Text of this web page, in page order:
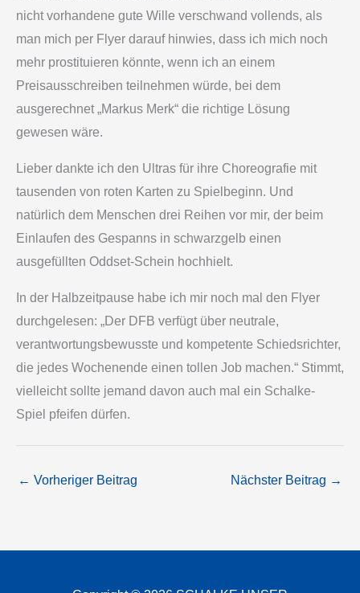
nicht vorhandene gute Wille verschwand vollends, als
man mich per Flyer darauf hinwies, dass ich mich noch
mehr prostituieren könnte, wenn ich an einem
Preisausschreiben teilnehmen würde, bei dem
ausgerechnet „Markus Merk“ die richtige Lösung
gewesen wäre.
Lieber dankte ich den Ultras für ihre Choreografie mit
tausenden von roten Karten zu Spielbeginn. Und
natürlich dem Menschen drei Reihen vor mir, der beim
Einlaufen des Gespanns in schwarzgelb einen
ausgefüllten Oddset-Schein hochhielt.
In der Halbzeitpause habe ich mir noch mal den Flyer
durchgelesen: „Der DFB verfügt über neutrale,
verantwortungsbewusste und kompetente Schiedsrichter,
die jedes Wochenende einen tollen Job machen.“ Stimmt,
vielleicht sollte jemand davon auch mal ein Schalke-
Spiel pfeifen dürfen.
← Vorheriger Beitrag Nächster Beitrag →